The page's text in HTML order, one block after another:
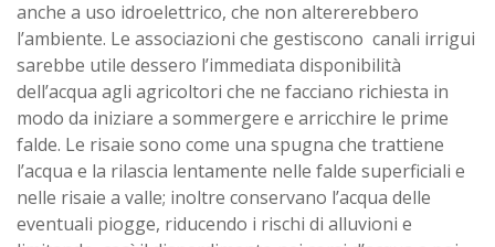
anche a uso idroelettrico, che non altererebbero
l’ambiente. Le associazioni che gestiscono canali irrigui
sarebbe utile dessero l’immediata disponibilità
dell’acqua agli agricoltori che ne facciano richiesta in
modo da iniziare a sommergere e arricchire le prime
falde. Le risaie sono come una spugna che trattiene
l’acqua e la rilascia lentamente nelle falde superficiali e
nelle risaie a valle; inoltre conservano l’acqua delle
eventuali piogge, riducendo i rischi di alluvioni e